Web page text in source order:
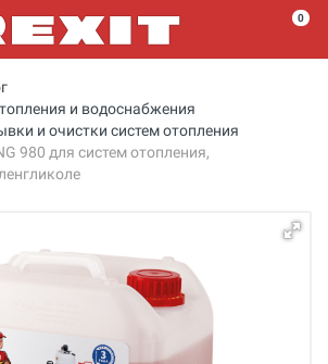
0
и водоснабжения
и очистки систем отопления
980 для систем отопления,